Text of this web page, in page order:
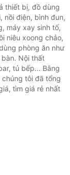
thiết bị, đồ dùng
nồi điện, bình đun,
máy xay sinh tố,
niêu xoong chảo,
phòng ăn như
Nội thất
tủ bếp... Bằng
tôi đã tổng
tìm giá rẻ nhất